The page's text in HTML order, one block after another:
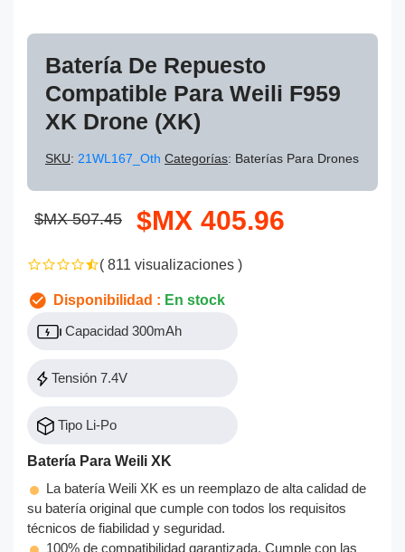
Batería De Repuesto
Compatible Para Weili F959
XK Drone (XK)
SKU: 21WL167_Oth Categorías: Baterías Para Drones
$MX 507.45 $MX 405.96
( 811 visualizaciones )
Disponibilidad : En stock
Capacidad 300mAh
Tensión 7.4V
Tipo Li-Po
Batería Para Weili XK
La batería Weili XK es un reemplazo de alta calidad de
su batería original que cumple con todos los requisitos
técnicos de fiabilidad y seguridad.
100% de compatibilidad garantizada. Cumple con las